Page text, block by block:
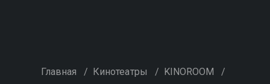
Главная / Кинотеатры / KINOROOM /